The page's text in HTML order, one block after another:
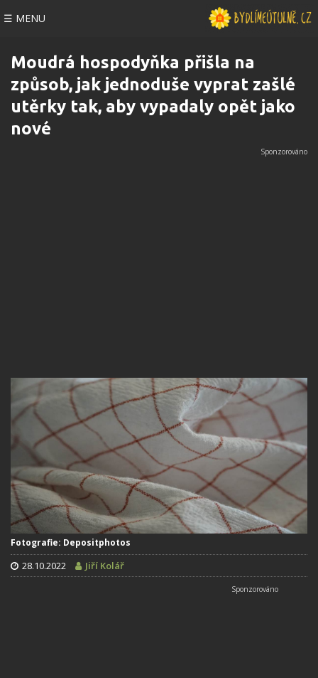
☰ MENU
Moudrá hospodyňka přišla na
způsob, jak jednoduše vyprat zašlé
utěrky tak, aby vypadaly opět jako
nové
Fotografie: Depositphotos
28.10.2022 Jiří Kolář